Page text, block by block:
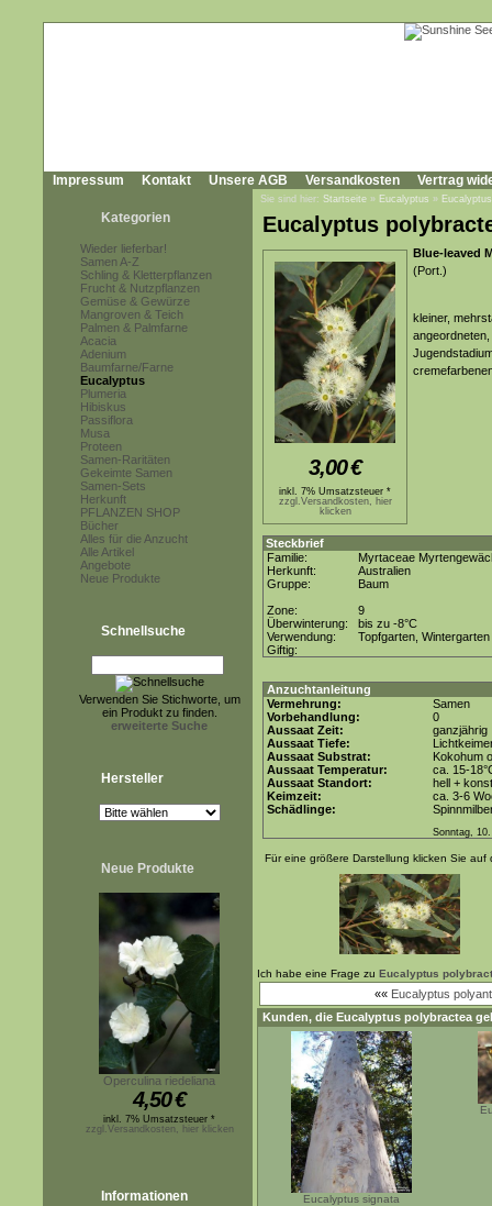
Impressum Kontakt Unsere AGB Versandkosten Vertrag
Kategorien
Wieder lieferbar!
Samen A-Z
Schling & Kletterpflanzen
Frucht & Nutzpflanzen
Gemüse & Gewürze
Mangroven & Teich
Palmen & Palmfarne
Acacia
Adenium
Baumfarne/Farne
Eucalyptus
Plumeria
Hibiskus
Passiflora
Musa
Proteen
Samen-Raritäten
Gekeimte Samen
Samen-Sets
Herkunft
PFLANZEN SHOP
Bücher
Alles für die Anzucht
Alle Artikel
Angebote
Neue Produkte
Schnellsuche
Verwenden Sie Stichworte, um
ein Produkt zu finden.
erweiterte Suche
Hersteller
Neue Produkte
Operculina riedeliana
4,50€
inkl. 7% Umsatzsteuer *
zzgl.Versandkosten, hier klicken
Informationen
Sie sind hier: Startseite » Eucalyptus »
Eucalyptus
3,00€
inkl. 7% Umsatzsteuer *
zzgl.Versandkosten, hier
klicken
Blue-leaved
(Port.)
kleiner,
Steckbrief
Familie:
Myrtaceae
Herkunft:
Australien
Gruppe:
Baum
Zone:
9
Überwinterung:
bis zu -8°C
Verwendung:
Topfgarten, Wintergarten
Giftig:
Anzuchtanleitung
Vermehrung:
Samen
Vorbehandlung:
0
Aussaat Zeit:
ganzjährig
Aussaat Tiefe:
Aussaat Substrat:
Kokohum
Aussaat Temperatur:
ca. 15-
Aussaat Standort:
hell +
Keimzeit:
ca. 3-6
Schädlinge:
Sonntag,
Für eine größere Darstellung klicken Sie auf
Ich habe eine Frage zu Eucalyptus
«« Eucalyptus
Kunden, die Eucalyptus polybractea
Eucalyptus signata